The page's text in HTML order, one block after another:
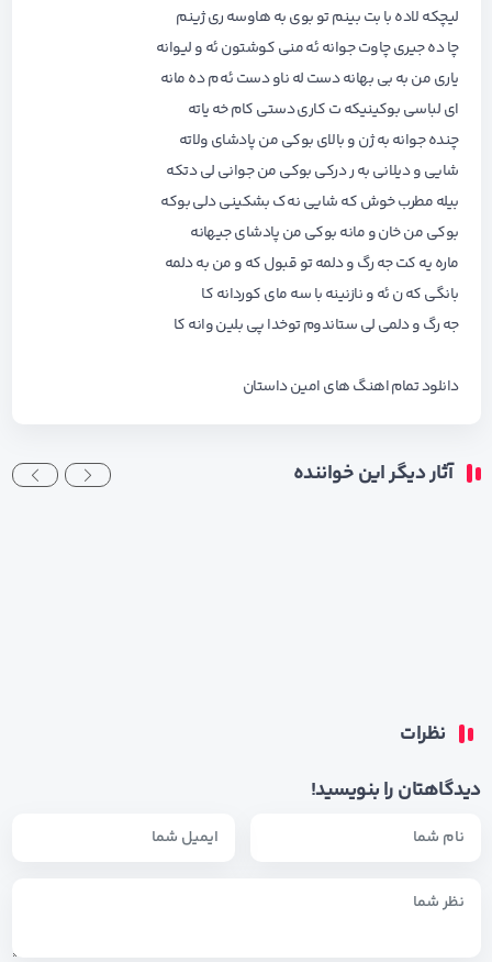
لیچکه لاده با بت بینم تو بوی به هاوسه ری ژینم
چا ده جیری چاوت جوانه ئه منی کوشتون ئه و لیوانه
یاری من به بی بهانه دست له ناو دست ئه م ده مانه
ای لباسی بوکینیکه ت کاری دستی کام خه یاته
چنده جوانه به ژن و بالای بوکی من پادشای ولاته
شایی و دیلانی به ر درکی بوکی من جوانی لی دتکه
بیله مطرب خوش که شایی نه ک بشکینی دلی بوکه
بوکی من خان و مانه بوکی من پادشای جیهانه
ماره یه کت جه رگ و دلمه تو قبول که و من به دلمه
بانگی که ن ئه و نازنینه با سه مای کوردانه کا
جه رگ و دلمی لی ستاندوم توخدا پی بلین وانه کا
دانلود تمام اهنگ هایامین داستان
آثار دیگر این خواننده
نظرات
دیدگاهتان را بنویسید!